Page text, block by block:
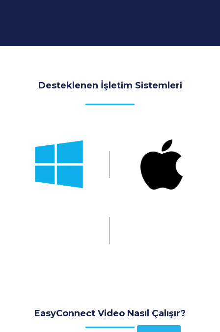
Desteklenen İşletim Sistemleri
EasyConnect Video Nasıl Çalışır?